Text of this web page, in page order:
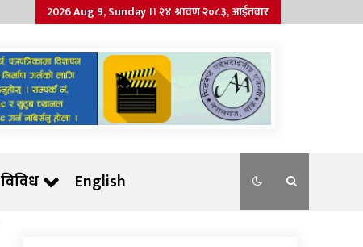
2026 Aug 9, Sunday ।। २४ श्रावण २०८३, आईतवार
विविध English